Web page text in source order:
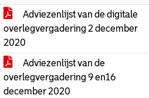
Adviezenlijst van de digitale
overlegvergadering 2 december
2020
Adviezenlijst van de
overlegvergadering 9 en16
december 2020